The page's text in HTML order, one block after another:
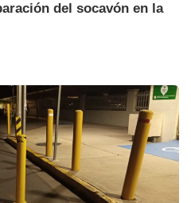
del socavón en la